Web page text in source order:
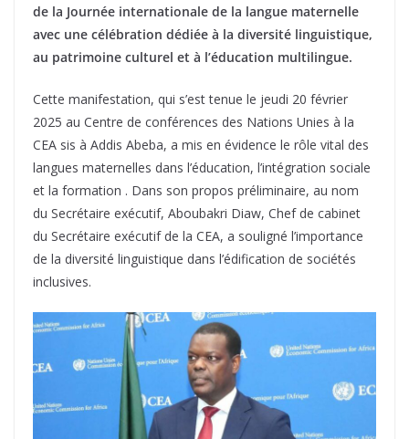
de la Journée internationale de la langue maternelle
avec une célébration dédiée à la diversité linguistique,
au patrimoine culturel et à l’éducation multilingue.
Cette manifestation, qui s’est tenue le jeudi 20 février
2025 au Centre de conférences des Nations Unies à la
CEA sis à Addis Abeba, a mis en évidence le rôle vital des
langues maternelles dans l’éducation, l’intégration sociale
et la formation . Dans son propos préliminaire, au nom
du Secrétaire exécutif, Aboubakri Diaw, Chef de cabinet
du Secrétaire exécutif de la CEA, a souligné l’importance
de la diversité linguistique dans l’édification de sociétés
inclusives.